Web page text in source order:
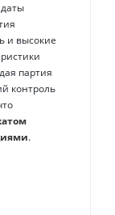
и высокие
партия
контроль
.